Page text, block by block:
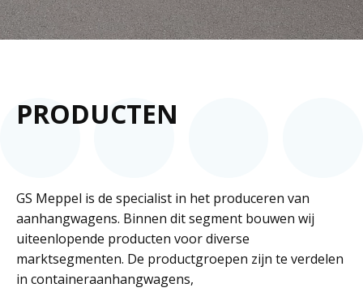
PRODUCTEN
GS Meppel is de specialist in het produceren van
aanhangwagens. Binnen dit segment bouwen wij
uiteenlopende producten voor diverse
marktsegmenten. De productgroepen zijn te verdelen
in containeraanhangwagens,